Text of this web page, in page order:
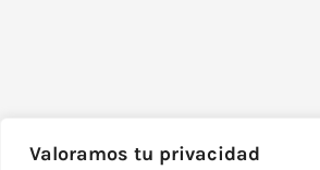
Valoramos tu privacidad